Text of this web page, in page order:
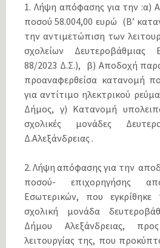
1. Λήψη απόφασης για την :α)
ποσού 58.004,00 ευρώ (Β’
την αντιμετώπιση των
σχολείων
88/2023 Δ.Σ.), β) Αποδοχή
προαναφερθείσα κατανομή
για αντίτιμο ηλεκτρικού
Δήμος, γ) Κατανομή
σχολικές μονάδες
Δ.Αλεξάνδρειας .
2. Λήψη απόφασης για την
ποσού- επιχορηγήσης
Εσωτερικών, που
σχολική μονάδα
Δήμου Αλεξάνδρειας,
λειτουργίας της, που